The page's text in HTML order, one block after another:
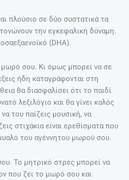
πλούσιο σε δύο συστατικά τα
την εγκεφαλική δύναμη.
(DHA).
μωρό σου. Κι όμως μπορεί να σε
ήδη καταγράφονται στη
θα διασφαλίσει ότι το παιδί
λεξιλόγιο και θα γίνει καλός
του παίζεις μουσική, να
στιχάκια είναι ερεθίσματα που
του αγέννητου μωρού σου.
Το μητρικό στρες μπορεί να
που ζει το μωρό σου και